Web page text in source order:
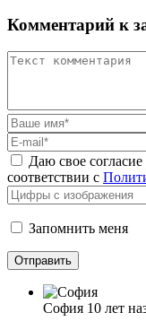
Комментарий к
Даю свое согласие
соответствии с
Запомнить меня
София 10 лет